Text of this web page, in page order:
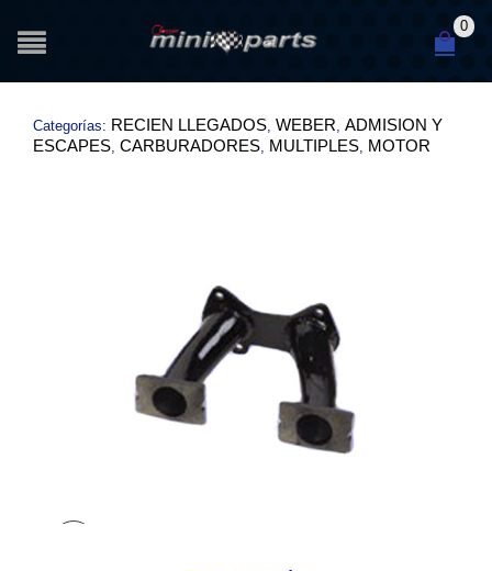
0
Categorías: RECIEN LLEGADOS WEBER ADMISION Y
ESCAPES CARBURADORES MULTIPLES MOTOR